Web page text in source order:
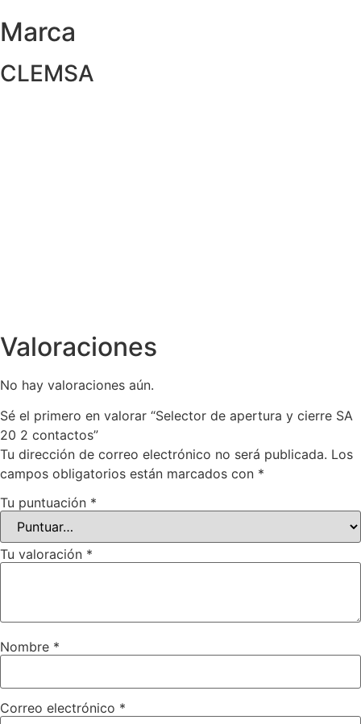
Marca
CLEMSA
Valoraciones
No hay valoraciones aún.
Sé el primero en valorar “Selector de apertura y cierre SA
20 2 contactos”
Tu dirección de correo electrónico no será publicada. Los
campos obligatorios están marcados con *
Tu puntuación *
Tu valoración *
Nombre *
Correo electrónico *